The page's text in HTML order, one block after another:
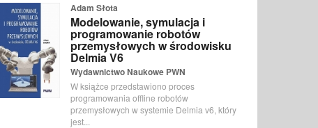
Adam Słota
Modelowanie, symulacja i
programowanie robotów
przemysłowych w środowisku
Delmia V6
Wydawnictwo Naukowe PWN
W książce przedstawiono proces
programowania offline robotów
przemysłowych w systemie Delmia v6, który
jest...